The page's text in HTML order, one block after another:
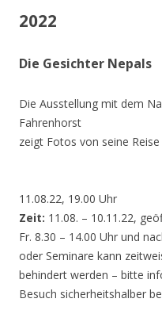
2022
Die Gesichter Nepals
Die Ausstellung mit dem
Fahrenhorst
zeigt Fotos von seine
11.08.22, 19.00 Uhr
Zeit: 11.08. – 10.11.22,
Fr. 8.30 – 14.00 Uhr und
oder Seminare kann
behindert werden – bitte
Besuch sicherheitshalber